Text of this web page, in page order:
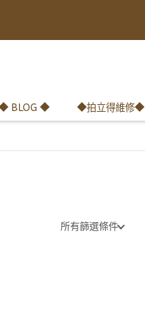
BLOG ◆ ◆拍立得維修◆
所有篩選條件